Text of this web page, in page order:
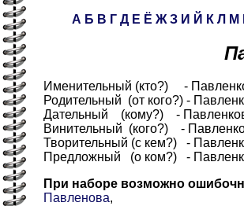
А Б В Г Д Е Ё Ж З И Й К Л М
Именительный (кто?) -
Родительный (от кого?) -
Дательный (кому?) -
Винительный (кого?) -
Творительный (с кем?) -
Предложный (о ком?) -
При наборе возможно
Павленова,